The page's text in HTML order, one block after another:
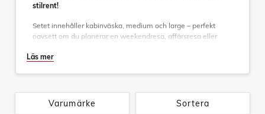
stilrent!
Setet innehåller kabinväska, medium och large – perfekt
oavsett om du planerar en weekendresa, affärsresa eller
genomtänkta detaljer som gör varje resa smidigare. De
god kontroll och bidrar till ett modernt uttryck.
Läs mer
Sortera
Varumärke